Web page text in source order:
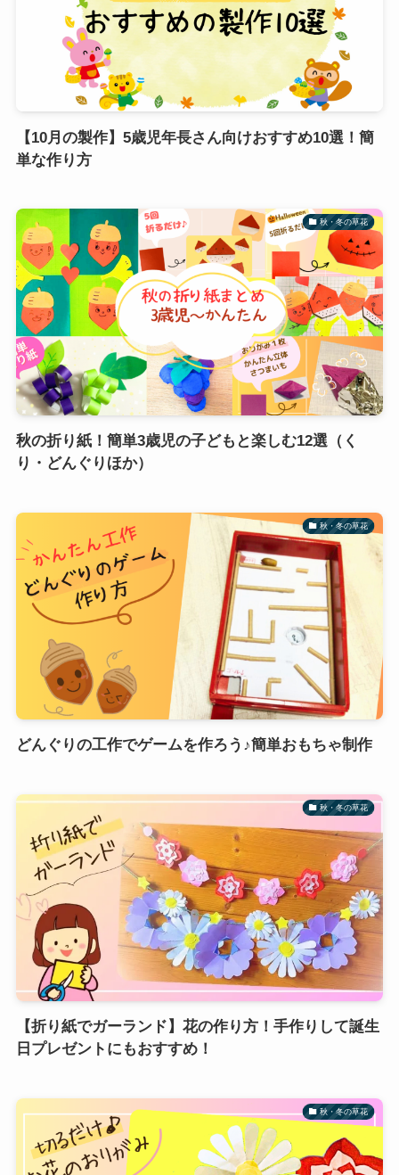
【10月の製作】5歳児年長さん向けおすすめ10選！簡
単な作り方
秋・冬の草花
秋の折り紙！簡単3歳児の子どもと楽しむ12選（く
り・どんぐりほか）
秋・冬の草花
どんぐりの工作でゲームを作ろう♪簡単おもちゃ制作
秋・冬の草花
【折り紙でガーランド】花の作り方！手作りして誕生
日プレゼントにもおすすめ！
秋・冬の草花